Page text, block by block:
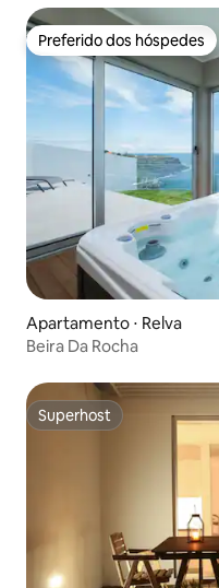
Preferido dos hóspedes
Preferido dos hóspedes
Apartamento ⋅ Relva
Beira Da Rocha
Superhost
Superhost